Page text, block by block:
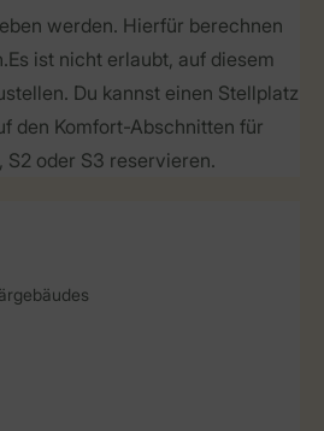
werden. Hierfür berechnen
ist nicht erlaubt, auf diesem
Du kannst einen Stellplatz
den Komfort-Abschnitten für
S2 oder S3 reservieren.